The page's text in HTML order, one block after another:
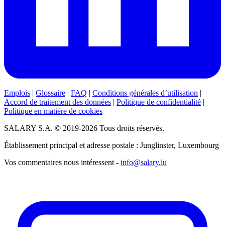
Emplois | Glossaire | FAQ | Conditions générales d’utilisation |
Accord de traitement des données | Politique de confidentialité |
Politique en matière de cookies
SALARY S.A. © 2019-2026 Tous droits réservés.
Établissement principal et adresse postale : Junglinster, Luxembourg
Vos commentaires nous intéressent - info@salary.lu